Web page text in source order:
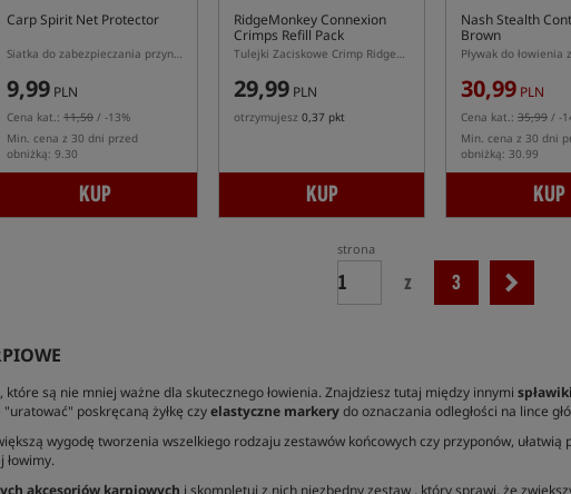
Carp Spirit Net Protector
Siatka do zabezpieczania przynęt
9,99 PLN
Cena kat.: 11,50 / -13%
Min. cena z 30 dni przed
obniżką: 9.30
KUP
RidgeMonkey Connexion
Crimps Refill Pack
Tulejki Zaciskowe Crimp RidgeMonkey Connexion – Zestaw Uzupełniający
29,99 PLN
otrzymujesz 0,37 pkt
KUP
Nash Stealth
Brown
30,99 PLN
Cena kat.: 35,99 / -
Min. cena z 30 dni
obniżką: 30.99
KUP
strona
z 3
są nie mniej ważne dla skutecznego łowienia. Znajdziesz tutaj między innymi
poskręcaną żyłkę czyelastyczne markerydo oznaczania odległości na lince
wygodę tworzenia wszelkiego rodzaju zestawów końcowych czy przyponów,
łowimy.
akcesoriów karpiowych i skompletuj z nich niezbędny zestaw , który sprawi, że